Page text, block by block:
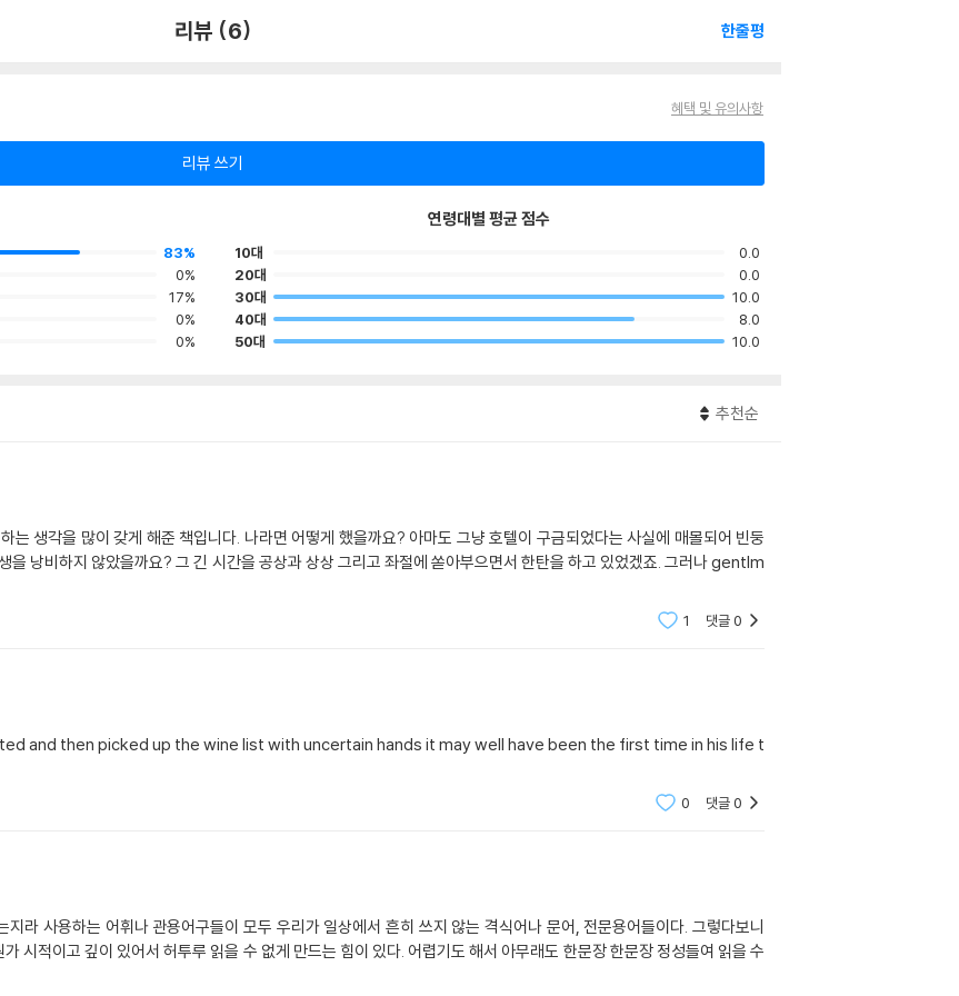
리뷰 (6) 한줄평
혜택 및 유의사항
리뷰 쓰기
83%
0%
17%
0%
0%
연령대별 평균 점수
10대
0.0
20대
0.0
30대
10.0
40대
8.0
50대
10.0
추천순
생각을 많이 갖게 해준 책입니다. 나라면 어떻게 했을까요? 아마도 그냥 호텔이 구금되었다는 사실에 매몰되어 빈둥
을 낭비하지 않았을까요? 그 긴 시간을 공상과 상상 그리고 좌절에 쏟아부으면서 한탄을 하고 있었겠죠. 그러나 gentlm
1 댓글0
and then picked up the wine list with uncertain hands it may well have been the first time in his life t
0 댓글0
라 사용하는 어휘나 관용어구들이 모두 우리가 일상에서 흔히 쓰지 않는 격식어나 문어, 전문용어들이다. 그렇다보니
시적이고 깊이 있어서 허투루 읽을 수 없게 만드는 힘이 있다. 어렵기도 해서 아무래도 한문장 한문장 정성들여 읽을 수